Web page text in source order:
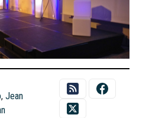
,Jean